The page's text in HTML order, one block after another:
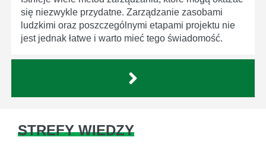
się niezwykle przydatne. Zarządzanie zasobami
ludzkimi oraz poszczególnymi etapami projektu nie
jest jednak łatwe i warto mieć tego świadomość.
STREFY WIEDZY